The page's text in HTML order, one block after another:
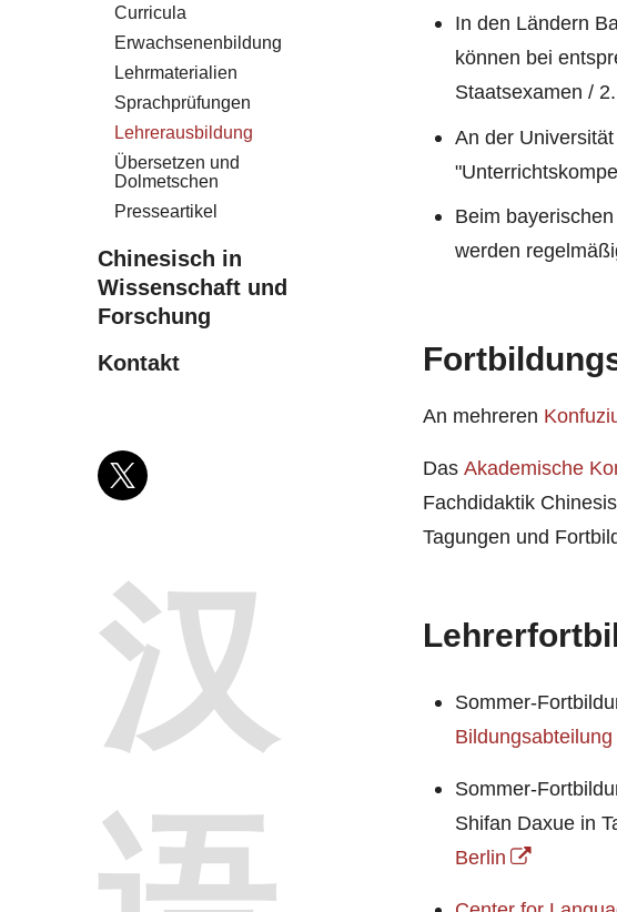
Curricula
Erwachsenenbildung
Lehrmaterialien
Sprachprüfungen
Lehrerausbildung
Übersetzen und
Dolmetschen
Presseartikel
Chinesisch in
Wissenschaft und
Forschung
Kontakt
汉
In den Ländern
können bei
Staatsexamen /
An der
Beim
werden
An mehreren
Das Akademische
Fachdidaktik
Tagungen und
Sommer-
Sommer-
Shifan Daxue in
Berlin